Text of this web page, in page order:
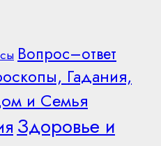
Вопрос–ответ
Гадания,
и Семья
Здоровье и